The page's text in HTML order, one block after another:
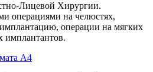
Лицевой Хирургии.
операциями на челюстях,
операции на мягких
имплантантов.
А4